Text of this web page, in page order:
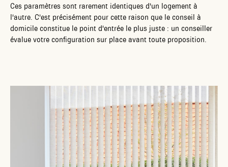
Ces paramètres sont rarement identiques d'un logement à
l'autre. C'est précisément pour cette raison que le conseil à
domicile constitue le point d'entrée le plus juste : un conseiller
évalue votre configuration sur place avant toute proposition.